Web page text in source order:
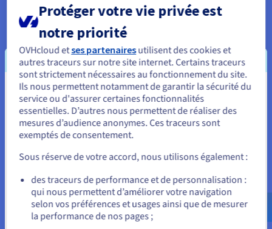
Fonctionnalités pour votre
développement Node.js
Clonage facile et complet
Clonez votre cluster ou hébergement Node.js en production
pour mettre en place des environnements de développement
ponctuels. Vous bénéficiez ainsi de tous vos services, incluant
l’ensemble des données, pour travailler sur votre
environnement réel.
Vous semblez être localisé en États-
Unis.
Pour commander, rendez-vous sur le site de votre pays (États-
Allez sur le site États-Unis
us.ovhcloud.com/
Anglais USD - $
ou
Protéger votre vie privée est
notre priorité
OVHcloud etses partenairesutilisent des cookies et
autres traceurs sur notre site internet. Certains traceurs
sont strictement nécessaires au fonctionnement du site.
Ils nous permettent notamment de garantir la sécurité du
service ou d'assurer certaines fonctionnalités
essentielles. D’autres nous permettent de réaliser des
mesures d’audience anonymes. Ces traceurs sont
exemptés de consentement.
Sous réserve de votre accord, nous utilisons également :
des traceurs de performance et de personnalisation :
qui nous permettent d’améliorer votre navigation
selon vos préférences et usages ainsi que de mesurer
la performance de nos pages ;